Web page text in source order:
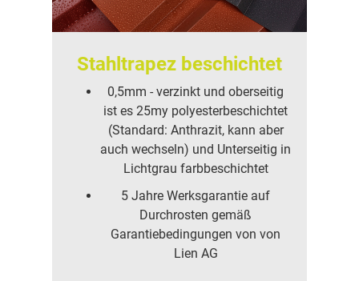
Stahltrapez beschichtet
0,5mm - verzinkt und oberseitig
ist es 25my polyesterbeschichtet
(Standard: Anthrazit, kann aber
auch wechseln) und Unterseitig in
Lichtgrau farbbeschichtet
5 Jahre Werksgarantie auf
Durchrosten gemäß
Garantiebedingungen von von
Lien AG